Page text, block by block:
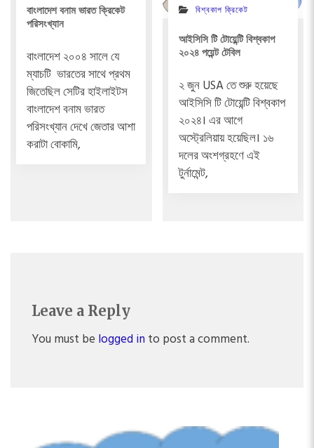
বাংলাদেশ বনাম ভারত ক্রিকেট
পরিসংখ্যান
বাংলাদেশ ২০০৪ সালে যে
ম্যাচটি ভারতের সাথে প্রথম
জিতেছিল সেটির হাইলাইটস
বাংলাদেশ বনাম ভারত
পরিসংখ্যান দেখে জেতার আশা
করাটা বোকামি,
বিশ্বকাপ ক্রিকেট
আইসিসি টি টোয়েন্টি বিশ্বকাপ
২০২৪ পয়েন্ট টেবিল
২ জুন USA তে শুরু হয়েছে
আইসিসি টি টোয়েন্টি বিশ্বকাপ
২০২৪। এর আগে
অস্ট্রেলিয়ায় হয়েছিল। ১৬
দলের অংশগ্রহণে এই
টুর্নামেন্ট,
Leave a Reply
You must be logged in to post a comment.